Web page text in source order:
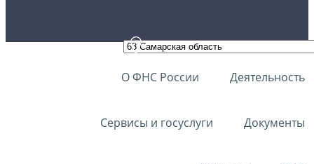
О ФНС России Деятельность
Сервисы и госуслуги Документы